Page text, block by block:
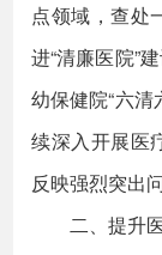
点领域，查处
进“清廉医院”
幼保健院“六
续深入开展医
反映强烈突出
二、提升